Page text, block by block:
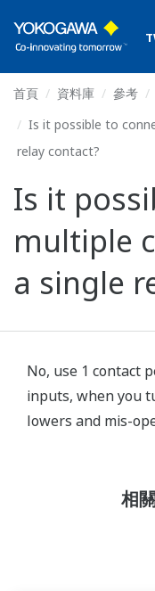
首頁 資料庫 參考
Is it possible to
relay contact?
Is it
multiple
a single
No, use 1 contact
inputs, when you
lowers and mis-
相